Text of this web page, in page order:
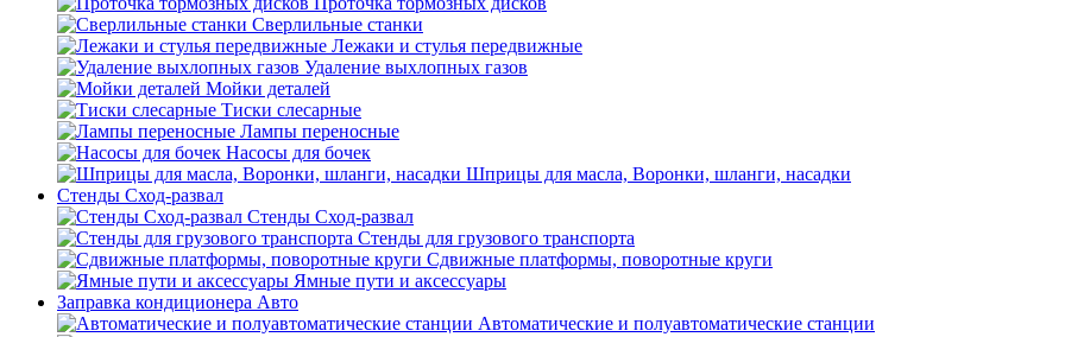
Сверлильные станки
Лежаки и стулья передвижные
Удаление выхлопных газов
Мойки деталей
Тиски слесарные
Лампы переносные
Насосы для бочек
Шприцы для масла, Воронки, шланги, насадки
Стенды Сход-развал
Стенды Сход-развал
Стенды для грузового транспорта
Сдвижные платформы, поворотные круги
Ямные пути и аксессуары
Заправка кондиционера Авто
Автоматические и полуавтоматические станции